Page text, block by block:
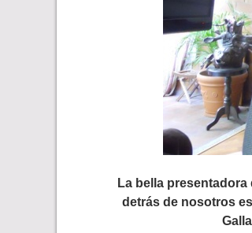
La bella
detrás de nosotros